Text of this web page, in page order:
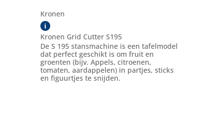
Kronen
i
Kronen Grid Cutter S195
De S 195 stansmachine is een tafelmodel
dat perfect geschikt is om fruit en
groenten (bijv. Appels, citroenen,
tomaten, aardappelen) in partjes, sticks
en figuurtjes te snijden.